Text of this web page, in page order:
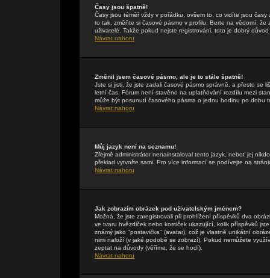
Časy jsou špatně!
Časy jsou téměř vždy v pořádku, ovšem to, co vidíte jsou
to tak, změňte si časové pásmo v profilu. Berte na vědomí,
uživatelé. Takže pokud nejste registrováni, toto je dobrý
Návrat nahoru
Změnil jsem časové pásmo, ale je to stále špatně!
Jste si jisti, že jste zadali časové pásmo správně, a přesto
letní čas. Fórum není stavěno na uplatňování rozdílu mezi
může být posunutí časového pásma o jednu hodinu po dobu
Návrat nahoru
Můj jazyk není na seznamu!
Zřejmě administrátor nenainstaloval tento jazyk, neboť jej
překlad vytvořte sami. Pro více informací se podívejte na
Návrat nahoru
Jak zobrazím obrázek pod uživatelským jménem?
Možná, že jste zaregistrovali při prohlížení příspěvků dva
ve tvaru hvězdiček nebo kostiček ukazující, kolik příspěvků
známý jako "postavička" (avatar), což je vlastně unikátní
nimi naloží (v jaké podobě se zobrazí). Pokud nemůžete
zeptat na důvody (věříme, že se hodí).
Návrat nahoru